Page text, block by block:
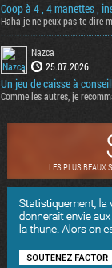
Coop à 4 , 4 manettes ,
Haha je ne peux pas te dire
Nazca
25.07.2026
Un jeu de caisse à
Comme les autres, je
LES PLUS BEAUX